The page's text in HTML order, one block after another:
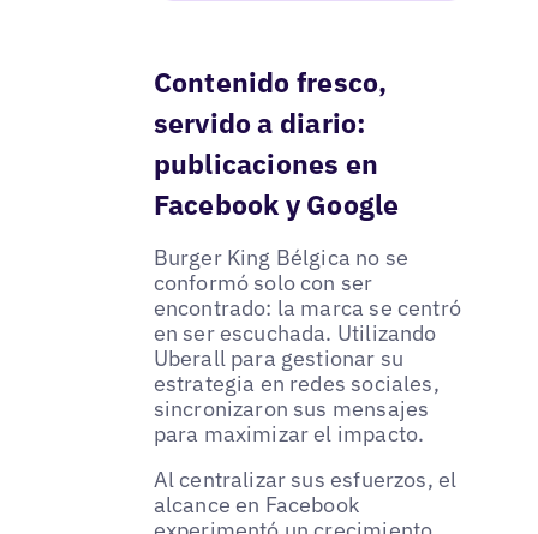
Contenido fresco,
servido a diario:
publicaciones en
Facebook y Google
Burger King Bélgica no se
conformó solo con ser
encontrado: la marca se centró
en ser escuchada. Utilizando
Uberall para gestionar su
estrategia en redes sociales,
sincronizaron sus mensajes
para maximizar el impacto.
Al centralizar sus esfuerzos, el
alcance en Facebook